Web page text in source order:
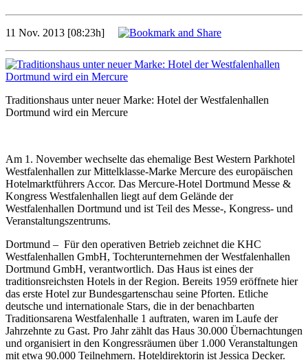
11 Nov. 2013 [08:23h]
Traditionshaus unter neuer Marke: Hotel der Westfalenhallen
Dortmund wird ein Mercure
Am 1. November wechselte das ehemalige Best Western Parkhotel
Westfalenhallen zur Mittelklasse-Marke Mercure des europäischen
Hotelmarktführers Accor. Das Mercure-Hotel Dortmund Messe &
Kongress Westfalenhallen liegt auf dem Gelände der
Westfalenhallen Dortmund und ist Teil des Messe-, Kongress- und
Veranstaltungszentrums.
Dortmund – Für den operativen Betrieb zeichnet die KHC
Westfalenhallen GmbH, Tochterunternehmen der Westfalenhallen
Dortmund GmbH, verantwortlich. Das Haus ist eines der
traditionsreichsten Hotels in der Region. Bereits 1959 eröffnete hier
das erste Hotel zur Bundesgartenschau seine Pforten. Etliche
deutsche und internationale Stars, die in der benachbarten
Traditionsarena Westfalenhalle 1 auftraten, waren im Laufe der
Jahrzehnte zu Gast. Pro Jahr zählt das Haus 30.000 Übernachtungen
und organisiert in den Kongressräumen über 1.000 Veranstaltungen
mit etwa 90.000 Teilnehmern. Hoteldirektorin ist Jessica Decker.